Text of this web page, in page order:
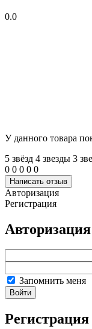
0.0
У данного товара
5 звёзд 4 звeзды 3
0 0 0 0 0
Написать отзыв
Авторизация
Регистрация
Авторизация
Запомнить меня
Войти
Регистрация